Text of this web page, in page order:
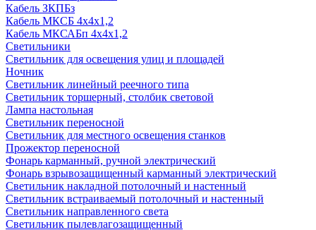
Кабель ЗКПБз
Кабель МКСБ 4х4х1,2
Кабель МКСАБп 4х4х1,2
Светильники
Светильник для освещения улиц и площадей
Ночник
Светильник линейный реечного типа
Светильник торшерный, столбик световой
Лампа настольная
Светильник переносной
Светильник для местного освещения станков
Прожектор переносной
Фонарь карманный, ручной электрический
Фонарь взрывозащищенный карманный электрический
Светильник накладной потолочный и настенный
Светильник встраиваемый потолочный и настенный
Светильник направленного света
Светильник пылевлагозащищенный